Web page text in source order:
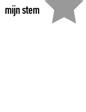
mijn stem